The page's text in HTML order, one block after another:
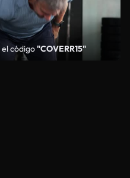
el código"COVERR15"